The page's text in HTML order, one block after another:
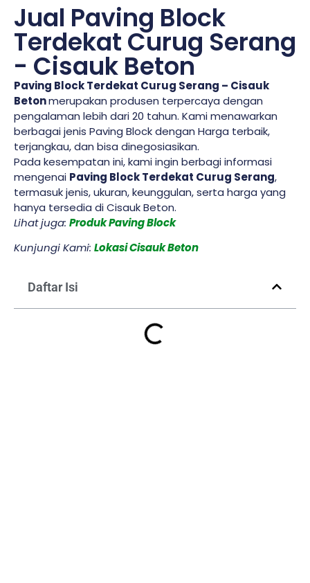
Jual Paving Block
Terdekat Curug Serang
- Cisauk Beton
Paving Block Terdekat Curug Serang – Cisauk
Betonmerupakan produsen terpercaya dengan
pengalaman lebih dari 20 tahun. Kami menawarkan
berbagai jenis Paving Block dengan Harga terbaik,
terjangkau, dan bisa dinegosiasikan.
Pada kesempatan ini, kami ingin berbagi informasi
mengenai Paving Block Terdekat Curug Serang,
termasuk jenis, ukuran, keunggulan, serta harga yang
hanya tersedia di Cisauk Beton.
Lihat juga: Produk Paving Block
Kunjungi Kami: Lokasi Cisauk Beton
Daftar Isi